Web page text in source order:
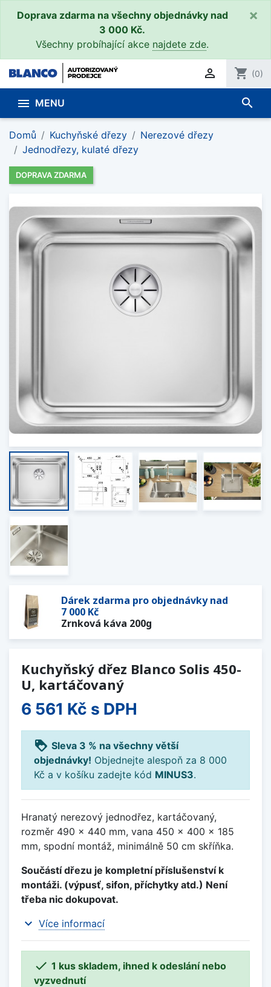
Doprava zdarma na všechny objednávky nad
3 000 Kč.
Všechny probíhající akce najdete zde.
×
 shopping_cart (0)
 MENU search
Domů Kuchyňské dřezy
Nerezové dřezy
Jednodřezy, kulaté dřezy
DOPRAVA ZDARMA
Dárek zdarma pro objednávky nad
7 000 Kč
Zrnková káva 200g
Kuchyňský dřez Blanco Solis 450-
U, kartáčovaný
6 561 Kč s DPH
loyalty Sleva 3 % na všechny větší
objednávky! Objednejte alespoň za 8 000
Kč a v košíku zadejte kód MINUS3.
Hranatý nerezový jednodřez, kartáčovaný,
rozměr 490 x 440 mm, vana 450 x 400 x 185
mm, spodní montáž, minimálně 50 cm skříňka.
Součástí dřezu je kompletní příslušenství k
montáži. (výpusť, sifon, příchytky atd.) Není
třeba nic dokupovat.
expand_more Více informací
 1 kus skladem, ihned k odeslání nebo
vyzvednutí